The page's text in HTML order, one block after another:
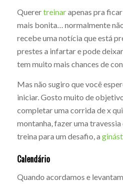
Querertreinarapenas pra
mais bonita… normalmente
recebe uma notícia que está
prestes a infartar e pode
tem muito mais chances de
Mas não sugiro que você
iniciar. Gosto muito de
completar uma corrida de x
montanha, fazer uma
treina para um desafio, a
Calendário
Quando acordamos e